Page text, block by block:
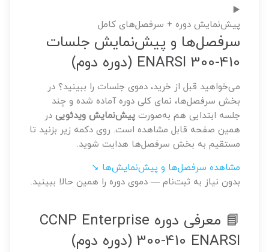
▶️
پیش‌نمایش دوره + سرفصل‌های کامل
سرفصل‌ها و پیش‌نمایش جلسات
ENARSI 300-410 (دوره دوم)
می‌خواهید قبل از خرید، دموی جلسات را ببینید؟ در
بخش سرفصل‌ها، نمای کلی دوره آماده شده و چند
جلسه ابتدایی هم به‌صورت پیش‌نمایش ویدئوییدر
همین صفحه قابل مشاهده است. روی دکمه زیر بزنید تا
مستقیم به بخش سرفصل‌ها هدایت شوید.
مشاهده سرفصل‌ها و پیش‌نمایش‌ها ↘
بدون نیاز به ثبت‌نام — دموی دوره را همین حالا ببینید.
📘 معرفی دوره CCNP Enterprise
300-410 ENARSI (دوره دوم)